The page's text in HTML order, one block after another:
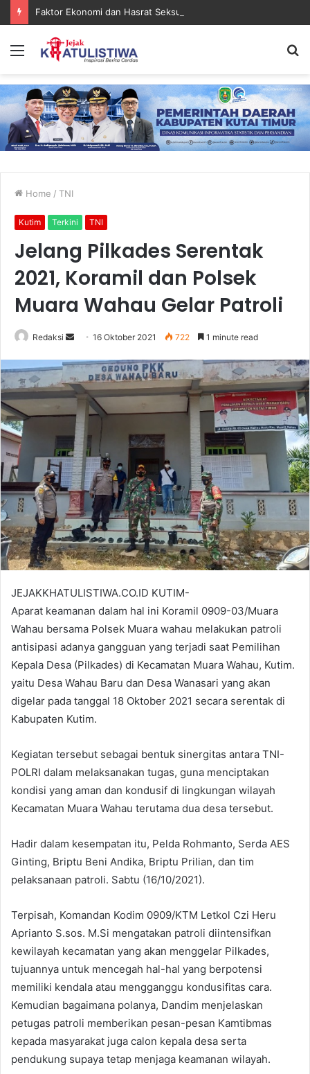
Menu
Home / TNI
Kutim Terkini TNI
Jelang Pilkades Serentak
2021, Koramil dan Polsek
Muara Wahau Gelar Patroli
Redaksi
Send
email
16 Oktober 2021 722 1 minute read
JEJAKKHATULISTIWA.CO.ID KUTIM-
Aparat keamanan dalam hal ini Koramil 0909-03/Muara
Wahau bersama Polsek Muara wahau melakukan patroli
antisipasi adanya gangguan yang terjadi saat Pemilihan
Kepala Desa (Pilkades) di Kecamatan Muara Wahau, Kutim.
yaitu Desa Wahau Baru dan Desa Wanasari yang akan
digelar pada tanggal 18 Oktober 2021 secara serentak di
Kabupaten Kutim.
Kegiatan tersebut sebagai bentuk sinergitas antara TNI-
POLRI dalam melaksanakan tugas, guna menciptakan
kondisi yang aman dan kondusif di lingkungan wilayah
Kecamatan Muara Wahau terutama dua desa tersebut.
Hadir dalam kesempatan itu, Pelda Rohmanto, Serda AES
Ginting, Briptu Beni Andika, Briptu Prilian, dan tim
pelaksanaan patroli. Sabtu (16/10/2021).
Terpisah, Komandan Kodim 0909/KTM Letkol Czi Heru
Aprianto S.sos. M.Si mengatakan patroli diintensifkan
kewilayah kecamatan yang akan menggelar Pilkades,
tujuannya untuk mencegah hal-hal yang berpotensi
memiliki kendala atau mengganggu kondusifitas cara.
Kemudian bagaimana polanya, Dandim menjelaskan
petugas patroli memberikan pesan-pesan Kamtibmas
kepada masyarakat juga calon kepala desa serta
pendukung supaya tetap menjaga keamanan wilayah.